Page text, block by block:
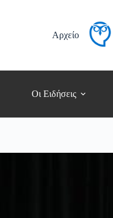
Αρχείο
Οι Ειδήσεις